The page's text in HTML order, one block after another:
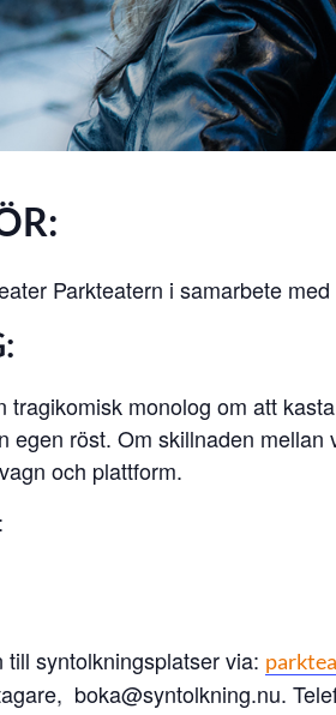
Parkteatern i samarbete
:
tragikomisk monolog om att
egen röst. Om skillnaden
och plattform.
:
syntolkningsplatser via:
boka@syntolkning.nu.